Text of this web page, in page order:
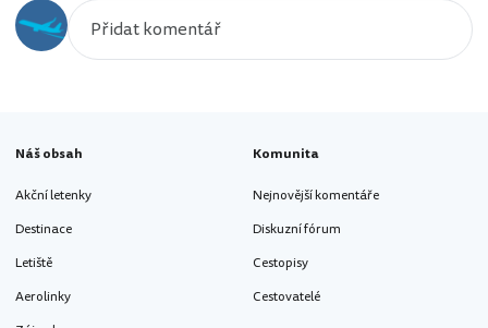
Náš obsah
Akční letenky
Destinace
Letiště
Aerolinky
Komunita
Nejnovější komentáře
Diskuzní fórum
Cestopisy
Cestovatelé